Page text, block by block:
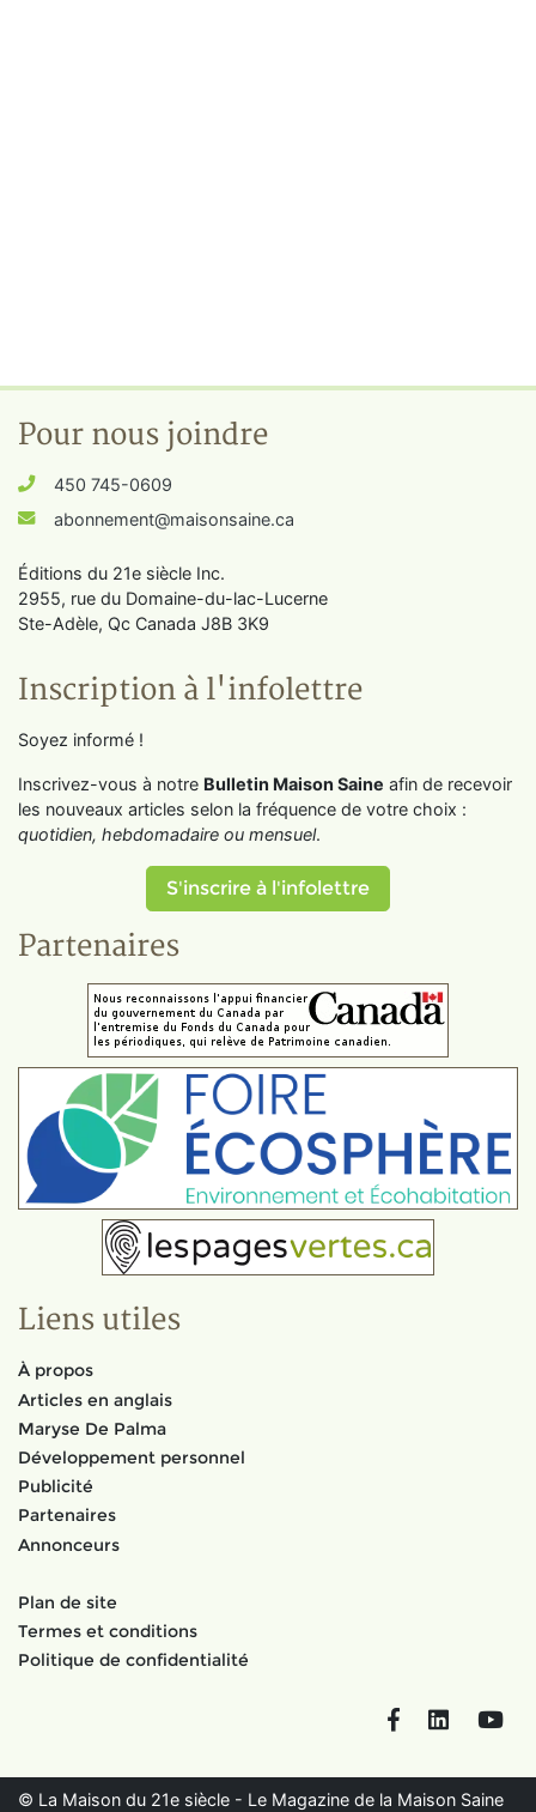
Pour nous joindre
450 745-0609
abonnement@maisonsaine.ca
Éditions du 21e siècle Inc.
2955, rue du Domaine-du-lac-Lucerne
Ste-Adèle, Qc Canada J8B 3K9
Inscription à l'infolettre
Soyez informé !
Inscrivez-vous à notre Bulletin Maison Saine afin de recevoir
les nouveaux articles selon la fréquence de votre choix :
quotidien, hebdomadaire ou mensuel.
S'inscrire à l'infolettre
Partenaires
Liens utiles
À propos
Articles en anglais
Maryse De Palma
Développement personnel
Publicité
Partenaires
Annonceurs
Plan de site
Termes et conditions
Politique de confidentialité
FacebookLinkedIn
© La Maison du 21e siècle - Le Magazine de la Maison Saine